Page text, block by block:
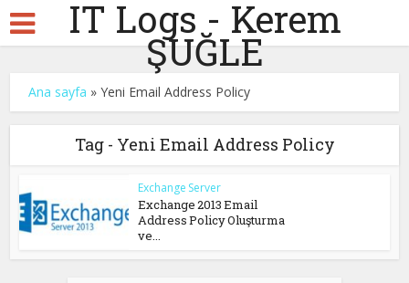
IT Logs - Kerem
ŞUĞLE
Ana sayfa »Yeni Email Address Policy
Tag - Yeni Email Address Policy
Exchange Server
Exchange 2013 Email
Address Policy Oluşturma
ve...